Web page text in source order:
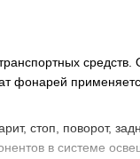
средств.
фонарей
стоп, поворот,
в системе